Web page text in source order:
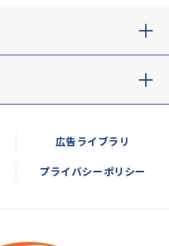
広告ライブラリ
プライバシーポリシー